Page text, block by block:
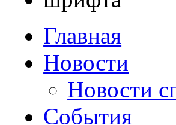
Главная
Новости
Новости
События